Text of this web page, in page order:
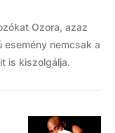
Ozora, azaz
nemcsak a
is kiszolgálja.